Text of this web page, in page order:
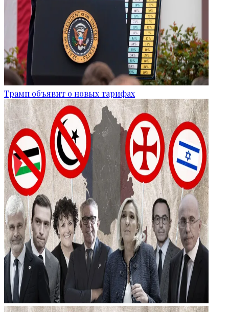
Трамп объявит о новых тарифах